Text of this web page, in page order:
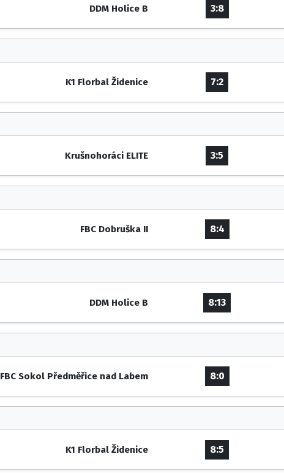
DDM Holice B 3:8
K1 Florbal Židenice 7:2
Krušnohoráci ELITE 3:5
FBC Dobruška II 8:4
DDM Holice B 8:13
FBC Sokol Předměřice nad Labem 8:0
K1 Florbal Židenice 8:5